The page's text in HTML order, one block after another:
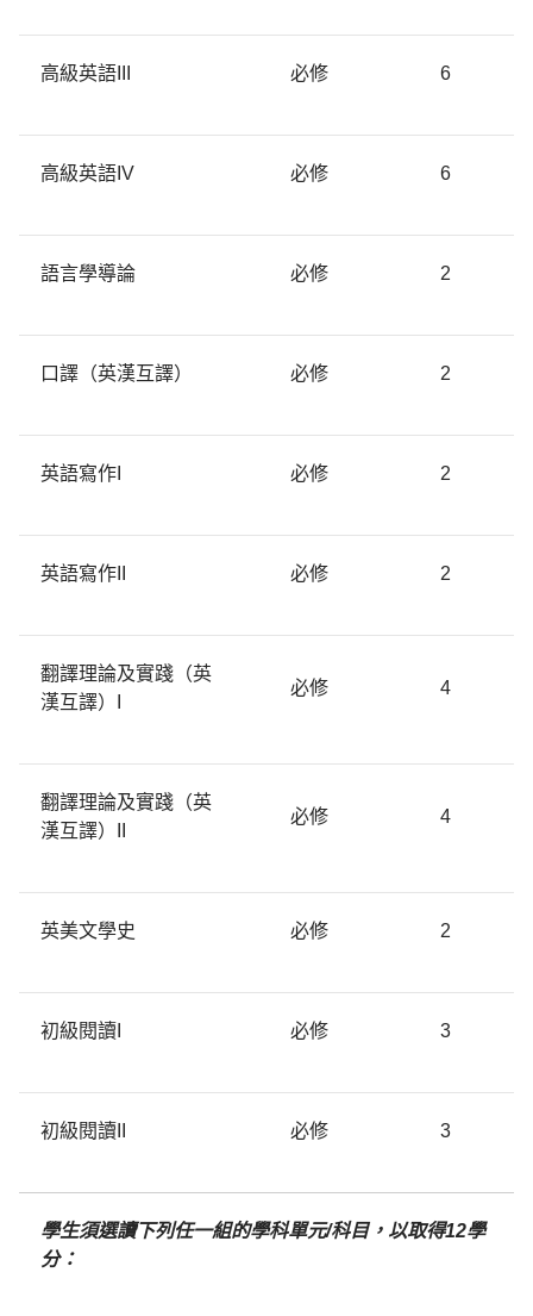
高級英語III 必修 6
高級英語IV 必修 6
語言學導論 必修 2
口譯（英漢互譯） 必修 2
英語寫作I 必修 2
英語寫作II 必修 2
翻譯理論及實踐（英
漢互譯）I
必修 4
翻譯理論及實踐（英
漢互譯）II
必修 4
英美文學史 必修 2
初級閱讀I 必修 3
初級閱讀II 必修 3
學生須選讀下列任一組的學科單元/科目，以取得12學
分：